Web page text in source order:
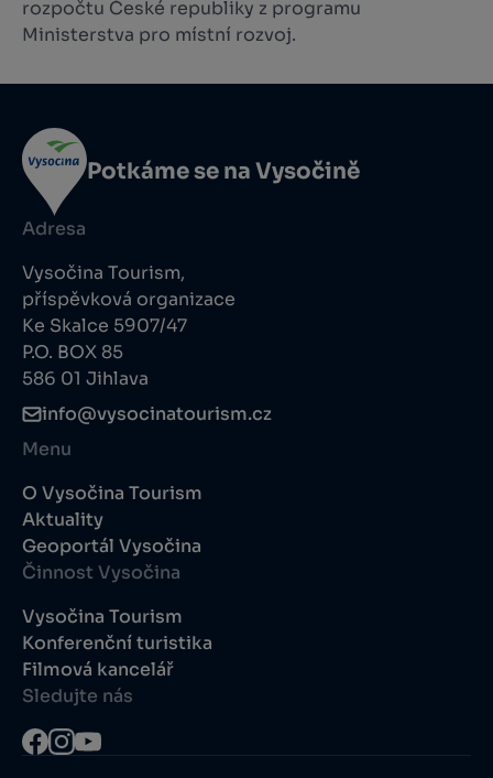
rozpočtu České republiky z programu
Ministerstva pro místní rozvoj.
Potkáme se na Vysočině
Adresa
Vysočina Tourism,
příspěvková organizace
Ke Skalce 5907/47
P.O. BOX 85
586 01 Jihlava
info@vysocinatourism.cz
Menu
O Vysočina Tourism
Aktuality
Geoportál Vysočina
Činnost Vysočina
Vysočina Tourism
Konferenční turistika
Filmová kancelář
Sledujte nás